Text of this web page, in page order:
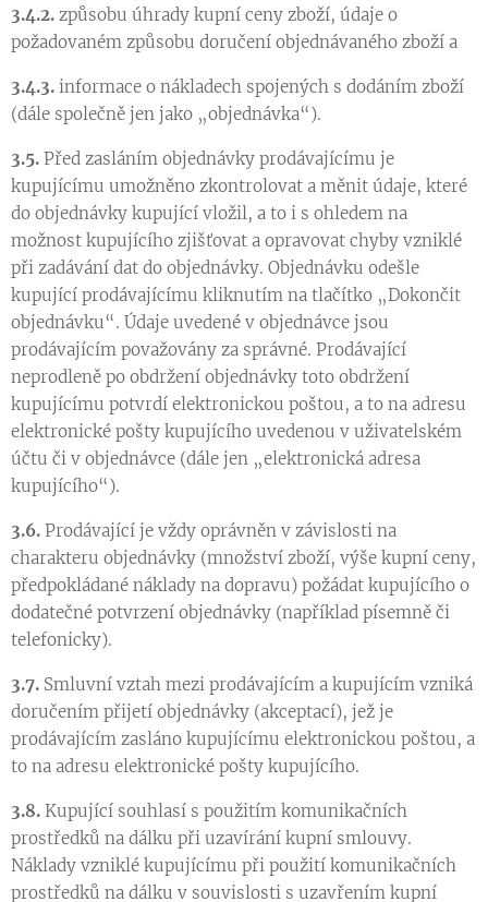
3.4.2. způsobu úhrady kupní ceny zboží, údaje o
požadovaném způsobu doručení objednávaného zboží a
3.4.3. informace o nákladech spojených s dodáním zboží
(dále společně jen jako „objednávka“).
3.5. Před zasláním objednávky prodávajícímu je
kupujícímu umožněno zkontrolovat a měnit údaje, které
do objednávky kupující vložil, a to i s ohledem na
možnost kupujícího zjišťovat a opravovat chyby vzniklé
při zadávání dat do objednávky. Objednávku odešle
kupující prodávajícímu kliknutím na tlačítko „Dokončit
objednávku“. Údaje uvedené v objednávce jsou
prodávajícím považovány za správné. Prodávající
neprodleně po obdržení objednávky toto obdržení
kupujícímu potvrdí elektronickou poštou, a to na adresu
elektronické pošty kupujícího uvedenou v uživatelském
účtu či v objednávce (dále jen „elektronická adresa
kupujícího“).
3.6. Prodávající je vždy oprávněn v závislosti na
charakteru objednávky (množství zboží, výše kupní ceny,
předpokládané náklady na dopravu) požádat kupujícího o
dodatečné potvrzení objednávky (například písemně či
telefonicky).
3.7. Smluvní vztah mezi prodávajícím a kupujícím vzniká
doručením přijetí objednávky (akceptací), jež je
prodávajícím zasláno kupujícímu elektronickou poštou, a
to na adresu elektronické pošty kupujícího.
3.8. Kupující souhlasí s použitím komunikačních
prostředků na dálku při uzavírání kupní smlouvy.
Náklady vzniklé kupujícímu při použití komunikačních
prostředků na dálku v souvislosti s uzavřením kupní